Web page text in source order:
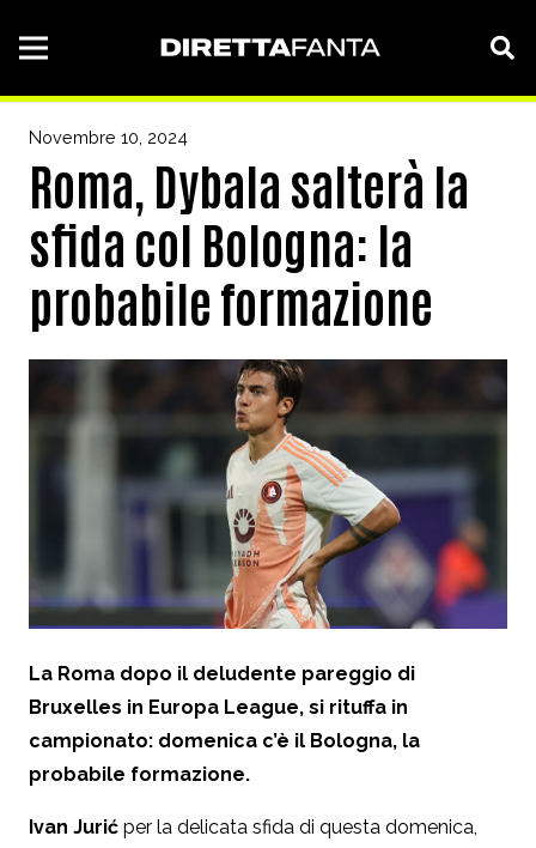
Novembre 10, 2024
Roma, Dybala salterà la
sfida col Bologna: la
probabile formazione
La Roma dopo il deludente pareggio di
Bruxelles in Europa League, si rituffa in
campionato: domenica c’è il Bologna, la
probabile formazione.
Ivan Jurić per la delicata sfida di questa domenica,